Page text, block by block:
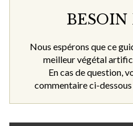
BESOIN
Nous espérons que ce
meilleur végétal
En cas de question,
commentaire ci-